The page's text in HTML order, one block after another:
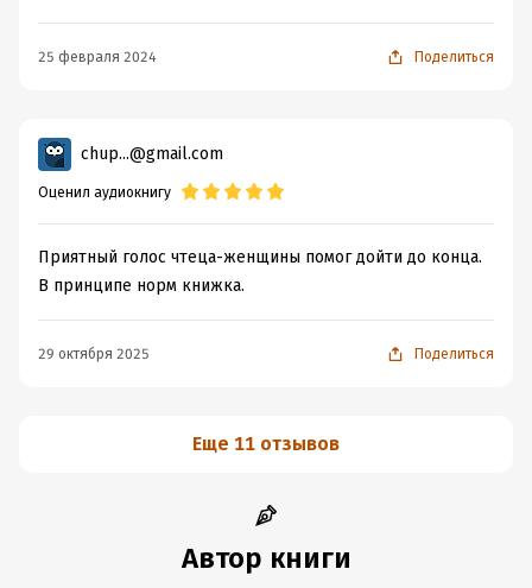
25 февраля 2024 Поделиться
chup...@gmail.com
Оценил аудиокнигу
Приятный голос чтеца-женщины помог дойти до конца.
В принципе норм книжка.
29 октября 2025 Поделиться
Еще 11 отзывов
Автор книги